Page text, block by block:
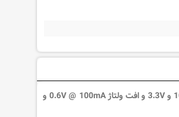
آی سی LP2950A-3.3V یک رگولاتور ولتاژ مثبت نوع Fixed با تحمل حداکثر ولتاژ ورودی 30V و تامین جریان 100mA و 3.3V و افت ولتاژ 0.6V @ 100mA و